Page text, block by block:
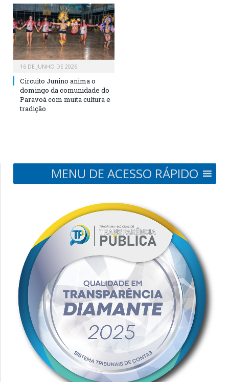
16 DE JUNHO DE 2026
Circuito Junino anima o
domingo da comunidade do
Paravoá com muita cultura e
tradição
MENU DE ACESSO RÁPIDO